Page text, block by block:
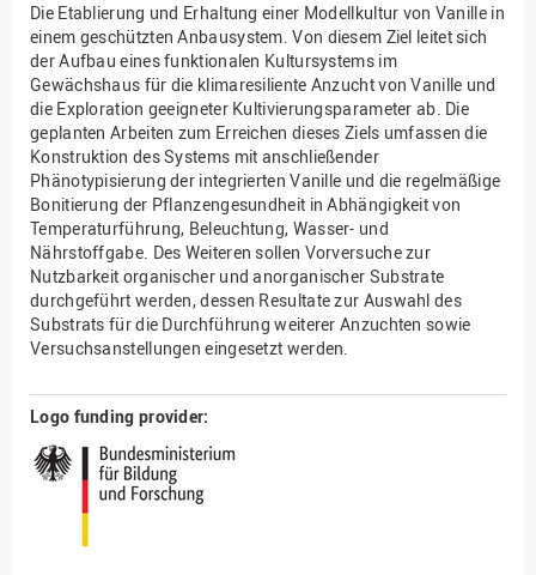
Die Etablierung und Erhaltung einer Modellkultur von Vanille in
einem geschützten Anbausystem. Von diesem Ziel leitet sich
der Aufbau eines funktionalen Kultursystems im
Gewächshaus für die klimaresiliente Anzucht von Vanille und
die Exploration geeigneter Kultivierungsparameter ab. Die
geplanten Arbeiten zum Erreichen dieses Ziels umfassen die
Konstruktion des Systems mit anschließender
Phänotypisierung der integrierten Vanille und die regelmäßige
Bonitierung der Pflanzengesundheit in Abhängigkeit von
Temperaturführung, Beleuchtung, Wasser- und
Nährstoffgabe. Des Weiteren sollen Vorversuche zur
Nutzbarkeit organischer und anorganischer Substrate
durchgeführt werden, dessen Resultate zur Auswahl des
Substrats für die Durchführung weiterer Anzuchten sowie
Versuchsanstellungen eingesetzt werden.
Logo funding provider: